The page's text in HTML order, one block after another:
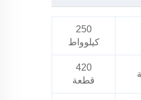
250
كيلوواط
420
قطعة